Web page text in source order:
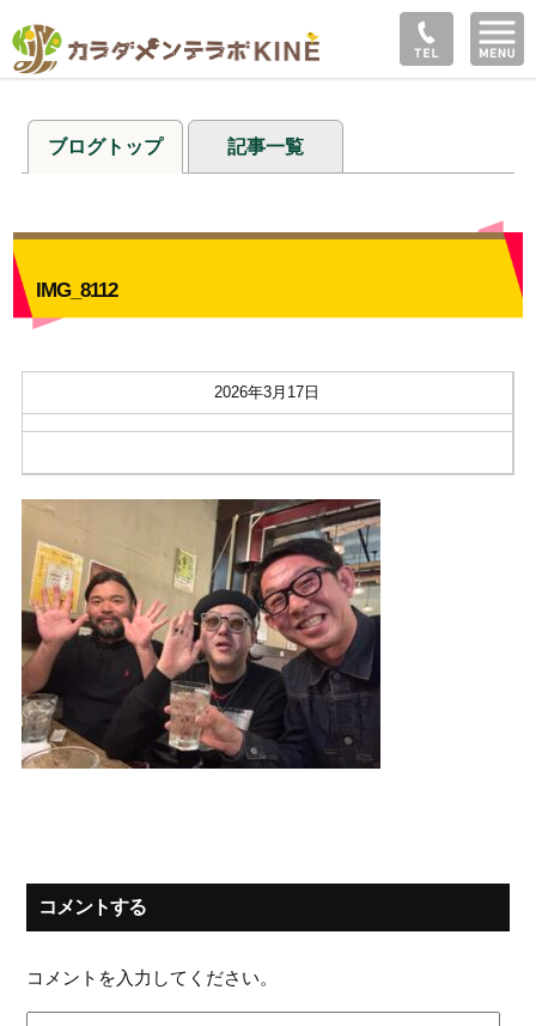
ブログトップ 記事一覧
IMG_8112
2026年3月17日
コメントする
コメントを入力してください。